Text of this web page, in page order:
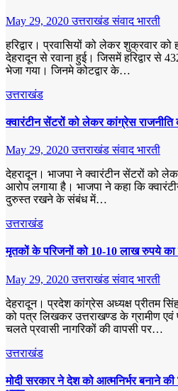
May 29, 2020उत्तराखंड संवाद भारती
हरिद्वार। प्रवासियों को लेकर शुक्रवार को
देहरादून से रवाना हुई। जिसमें हरिद्वार से
भेजा गया। जिनमे कोटद्वार के…
उत्तराखंड
क्वारंटीन सेंटरों को लेकर कांग्रेस राजनीति
May 29, 2020उत्तराखंड संवाद भारती
देहरादून। भाजपा ने क्वारंटीन सेंटरों को
आरोप लगाया है। भाजपा ने कहा कि
दुरुस्त रखने के संबंध में…
उत्तराखंड
मृतकों के परिजनों को 10-10 लाख रुपये का
May 29, 2020उत्तराखंड संवाद भारती
देहरादून। प्रदेश कांग्रेस अध्यक्ष प्रीतम
को पत्र लिखकर उत्तराखण्ड के ग्रामीण एवं
चलते प्रवासी नागरिकों की वापसी पर…
उत्तराखंड
मोदी सरकार ने देश को आत्मनिर्भर बनाने की